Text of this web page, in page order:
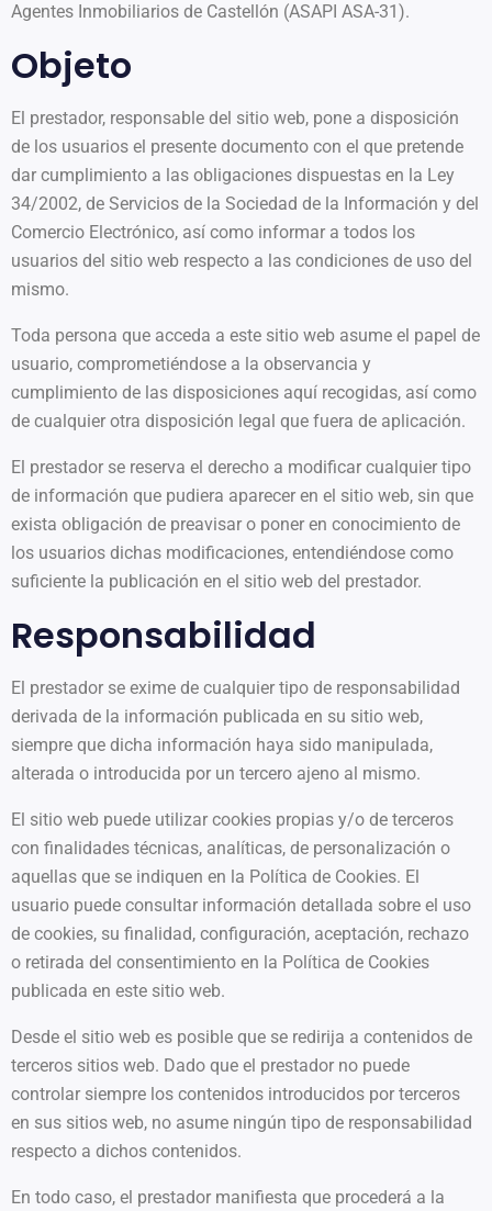
Agentes Inmobiliarios de Castellón (ASAPI ASA-31).
Objeto
El prestador, responsable del sitio web, pone a disposición
de los usuarios el presente documento con el que pretende
dar cumplimiento a las obligaciones dispuestas en la Ley
34/2002, de Servicios de la Sociedad de la Información y del
Comercio Electrónico, así como informar a todos los
usuarios del sitio web respecto a las condiciones de uso del
mismo.
Toda persona que acceda a este sitio web asume el papel de
usuario, comprometiéndose a la observancia y
cumplimiento de las disposiciones aquí recogidas, así como
de cualquier otra disposición legal que fuera de aplicación.
El prestador se reserva el derecho a modificar cualquier tipo
de información que pudiera aparecer en el sitio web, sin que
exista obligación de preavisar o poner en conocimiento de
los usuarios dichas modificaciones, entendiéndose como
suficiente la publicación en el sitio web del prestador.
Responsabilidad
El prestador se exime de cualquier tipo de responsabilidad
derivada de la información publicada en su sitio web,
siempre que dicha información haya sido manipulada,
alterada o introducida por un tercero ajeno al mismo.
El sitio web puede utilizar cookies propias y/o de terceros
con finalidades técnicas, analíticas, de personalización o
aquellas que se indiquen en la Política de Cookies. El
usuario puede consultar información detallada sobre el uso
de cookies, su finalidad, configuración, aceptación, rechazo
o retirada del consentimiento en la Política de Cookies
publicada en este sitio web.
Desde el sitio web es posible que se redirija a contenidos de
terceros sitios web. Dado que el prestador no puede
controlar siempre los contenidos introducidos por terceros
en sus sitios web, no asume ningún tipo de responsabilidad
respecto a dichos contenidos.
En todo caso, el prestador manifiesta que procederá a la